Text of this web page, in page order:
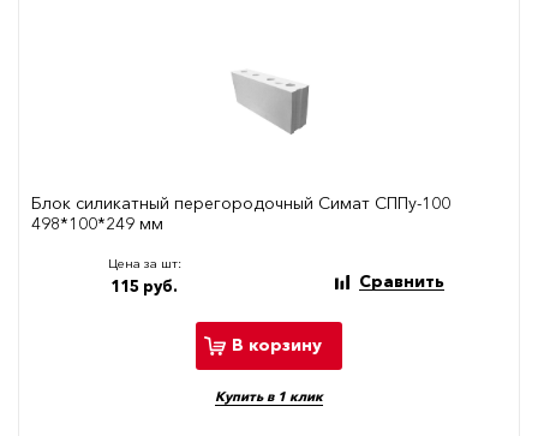
Блок силикатный перегородочный Симат СППу-100
498*100*249 мм
Цена за шт:
115 руб. Сравнить
В корзину
Купить в 1 клик